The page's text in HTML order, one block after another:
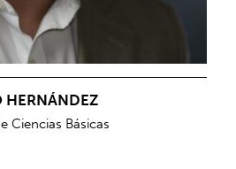
HERNÁNDEZ
Ciencias Básicas